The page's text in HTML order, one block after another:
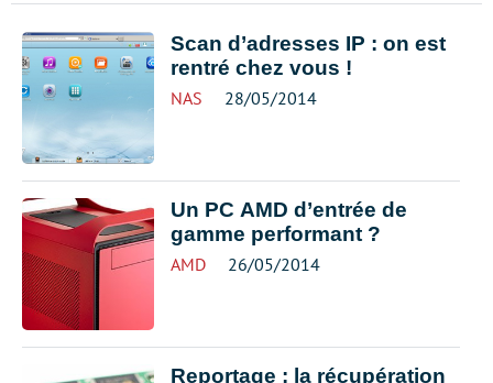
Scan d’adresses IP : on est
rentré chez vous !
NAS 28/05/2014
Un PC AMD d’entrée de
gamme performant ?
AMD 26/05/2014
Reportage : la récupération